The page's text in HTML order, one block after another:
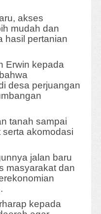
akses
mudah dan
hasil pertanian
Erwin kepada
desa perjuangan
tanah sampai
akomodasi
jalan baru
masyarakat dan
kepada